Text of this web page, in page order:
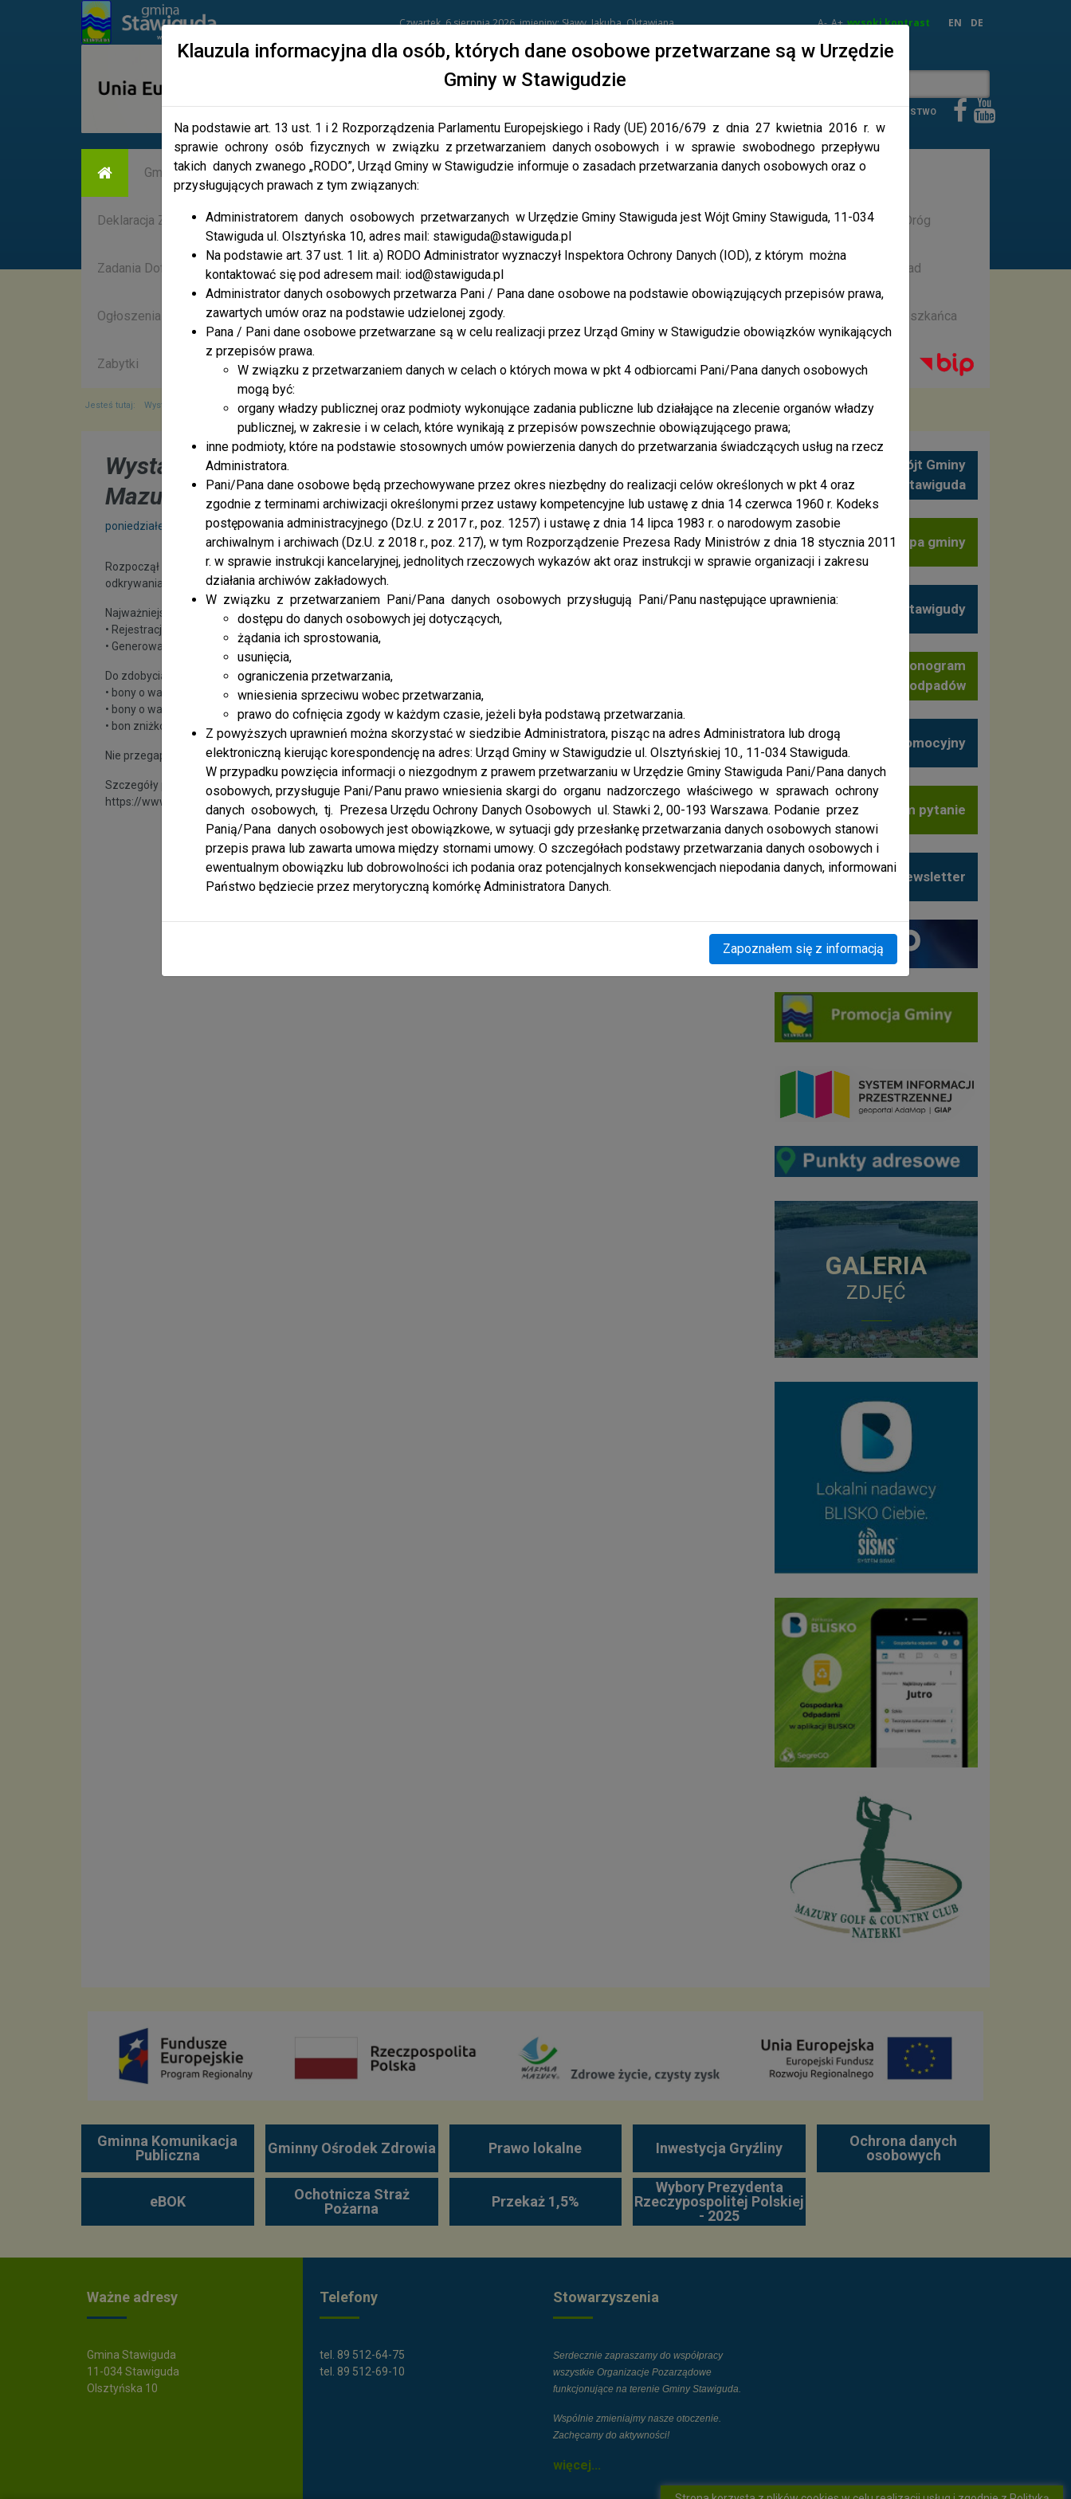
Klauzula informacyjna dla osób, których dane osobowe przetwarzane są w Urzędzie
Gminy w Stawigudzie
Na podstawie art. 13 ust. 1 i 2 Rozporządzenia Parlamentu Europejskiego i Rady (UE) 2016/679 z dnia 27 kwietnia 2016 r. w
sprawie ochrony osób fizycznych w związku z przetwarzaniem danych osobowych i w sprawie swobodnego przepływu
takich danych zwanego „RODO”, Urząd Gminy w Stawigudzie informuje o zasadach przetwarzania danych osobowych oraz o
przysługujących prawach z tym związanych:
Administratorem danych osobowych przetwarzanych w Urzędzie Gminy Stawiguda jest Wójt Gminy Stawiguda, 11-034
Stawiguda ul. Olsztyńska 10, adres mail: stawiguda@stawiguda.pl
Na podstawie art. 37 ust. 1 lit. a) RODO Administrator wyznaczył Inspektora Ochrony Danych (IOD), z którym można
kontaktować się pod adresem mail: iod@stawiguda.pl
Administrator danych osobowych przetwarza Pani / Pana dane osobowe na podstawie obowiązujących przepisów prawa,
zawartych umów oraz na podstawie udzielonej zgody.
Pana / Pani dane osobowe przetwarzane są w celu realizacji przez Urząd Gminy w Stawigudzie obowiązków wynikających
z przepisów prawa.
W związku z przetwarzaniem danych w celach o których mowa w pkt 4 odbiorcami Pani/Pana danych osobowych
mogą być:
organy władzy publicznej oraz podmioty wykonujące zadania publiczne lub działające na zlecenie organów władzy
publicznej, w zakresie i w celach, które wynikają z przepisów powszechnie obowiązującego prawa;
inne podmioty, które na podstawie stosownych umów powierzenia danych do przetwarzania świadczących usług na rzecz
Administratora.
Pani/Pana dane osobowe będą przechowywane przez okres niezbędny do realizacji celów określonych w pkt 4 oraz
zgodnie z terminami archiwizacji określonymi przez ustawy kompetencyjne lub ustawę z dnia 14 czerwca 1960 r. Kodeks
postępowania administracyjnego (Dz.U. z 2017 r., poz. 1257) i ustawę z dnia 14 lipca 1983 r. o narodowym zasobie
archiwalnym i archiwach (Dz.U. z 2018 r., poz. 217), w tym Rozporządzenie Prezesa Rady Ministrów z dnia 18 stycznia 2011
r. w sprawie instrukcji kancelaryjnej, jednolitych rzeczowych wykazów akt oraz instrukcji w sprawie organizacji i zakresu
działania archiwów zakładowych.
W związku z przetwarzaniem Pani/Pana danych osobowych przysługują Pani/Panu następujące uprawnienia:
dostępu do danych osobowych jej dotyczących,
żądania ich sprostowania,
usunięcia,
ograniczenia przetwarzania,
wniesienia sprzeciwu wobec przetwarzania,
prawo do cofnięcia zgody w każdym czasie, jeżeli była podstawą przetwarzania.
Z powyższych uprawnień można skorzystać w siedzibie Administratora, pisząc na adres Administratora lub drogą
elektroniczną kierując korespondencję na adres: Urząd Gminy w Stawigudzie ul. Olsztyńskiej 10., 11-034 Stawiguda.
W przypadku powzięcia informacji o niezgodnym z prawem przetwarzaniu w Urzędzie Gminy Stawiguda Pani/Pana danych
osobowych, przysługuje Pani/Panu prawo wniesienia skargi do organu nadzorczego właściwego w sprawach ochrony
danych osobowych, tj. Prezesa Urzędu Ochrony Danych Osobowych ul. Stawki 2, 00-193 Warszawa. Podanie przez
Panią/Pana danych osobowych jest obowiązkowe, w sytuacji gdy przesłankę przetwarzania danych osobowych stanowi
przepis prawa lub zawarta umowa między stornami umowy. O szczegółach podstawy przetwarzania danych osobowych i
ewentualnym obowiązku lub dobrowolności ich podania oraz potencjalnych konsekwencjach niepodania danych, informowani
Państwo będziecie przez merytoryczną komórkę Administratora Danych.
Zapoznałem się z informacją
Czwartek, 6 sierpnia 2026, imieniny: Sławy, Jakuba, Oktawiana A- A+ wysoki kontrast EN DE
BEZPIECZEŃSTWO
Gmina Informator turysty Dla mieszkańców Biznes/Invest in Urząd Rządowy Fundusz Inwestycji Lokalnych
Deklaracja Zródła Ciepła CEEB Dodatek Osłonowy Multimedia Szczepienia COVID-19 Inne Rządowy Fundusz Rozwoju Dróg
Zadania Dofinansowane z Budżetu Państwa Granty PPGR Strategia rozwoju Gminy Stawiguda do 2030 Rządowy Fundusz Polski Ład
Ogłoszenia dotyczące procedur planistycznych Czyste powietrze Stawigudzka Karta Mieszkańca
Zabytki Plan ogólny gminy
Jesteś tutaj: Wystartowała nowa edycja Bonu Turystycznego na Warmii i Mazurach
Wystartowała nowa edycja Bonu Turystycznego na Warmii i
Mazurach
poniedziałek 16 lutego 2026
Rozpoczął się nabór obiektów noclegowych do kolejnej edycji programu „Wiosna na Warmii i Mazurach”, który zachęca do
odkrywania naszego regionu przez cały rok.
Najważniejsze terminy:
• Rejestracja uczestników: 23–27 lutego
• Generowanie bonów: 27 lutego, godz. 11:00–12:00
Do zdobycia:
• bony o wartości 300 zł
• bony o wartości 500 zł
• bon zniżkowy 10%
Nie przegap okazji na wypoczynek w jednym z najpiękniejszych regionów Polski.
Szczegóły programu:
https://www.bonwarmiamazury.pl/
Facebook Wójt Gminy
Stawiguda
Mapa gminy
Horyzonty Stawigudy
Harmonogram
wywozu odpadów
Film promocyjny
Zadaj nam pytanie
Newsletter
GALERIA
ZDJĘĆ
Gminna Komunikacja
Publiczna
Gminny Ośrodek Zdrowia Prawo lokalne Inwestycja Gryźliny
Ochrona danych
osobowych
eBOK
Ochotnicza Straż
Pożarna
Przekaż 1,5%
Wybory Prezydenta
Rzeczypospolitej Polskiej
- 2025
Ważne adresy
Gmina Stawiguda
11-034 Stawiguda
Olsztyńska 10
Telefony
tel. 89 512-64-75
tel. 89 512-69-10
Stowarzyszenia
Serdecznie zapraszamy do współpracy
wszystkie Organizacje Pozarządowe
funkcjonujące na terenie Gminy Stawiguda.
Wspólnie zmieniajmy nasze otoczenie.
Zachęcamy do aktywności!
więcej...